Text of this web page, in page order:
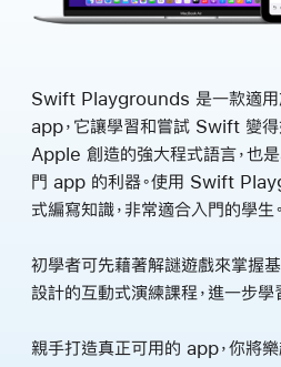
Swift Playgrounds 是一款適
app，它讓學習和嘗試 Swift 變
Apple 創造的強大程式語言，也
門 app 的利器。使用 Swift
式編寫知識，非常適合入門的學生。
初學者可先藉著解謎遊戲來掌握
設計的互動式演練課程，進一步
親手打造真正可用的 app，你將樂